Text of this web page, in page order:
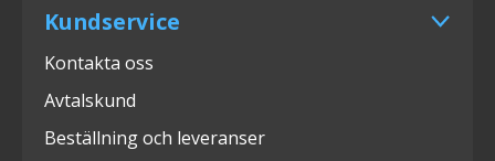
Kundservice
Kontakta oss
Avtalskund
Beställning och leveranser